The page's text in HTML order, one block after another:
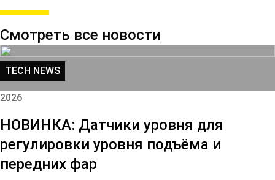
Смотреть все новости
TECH NEWS
2026
НОВИНКА: Датчики уровня для
регулировки уровня подъёма и
передних фар